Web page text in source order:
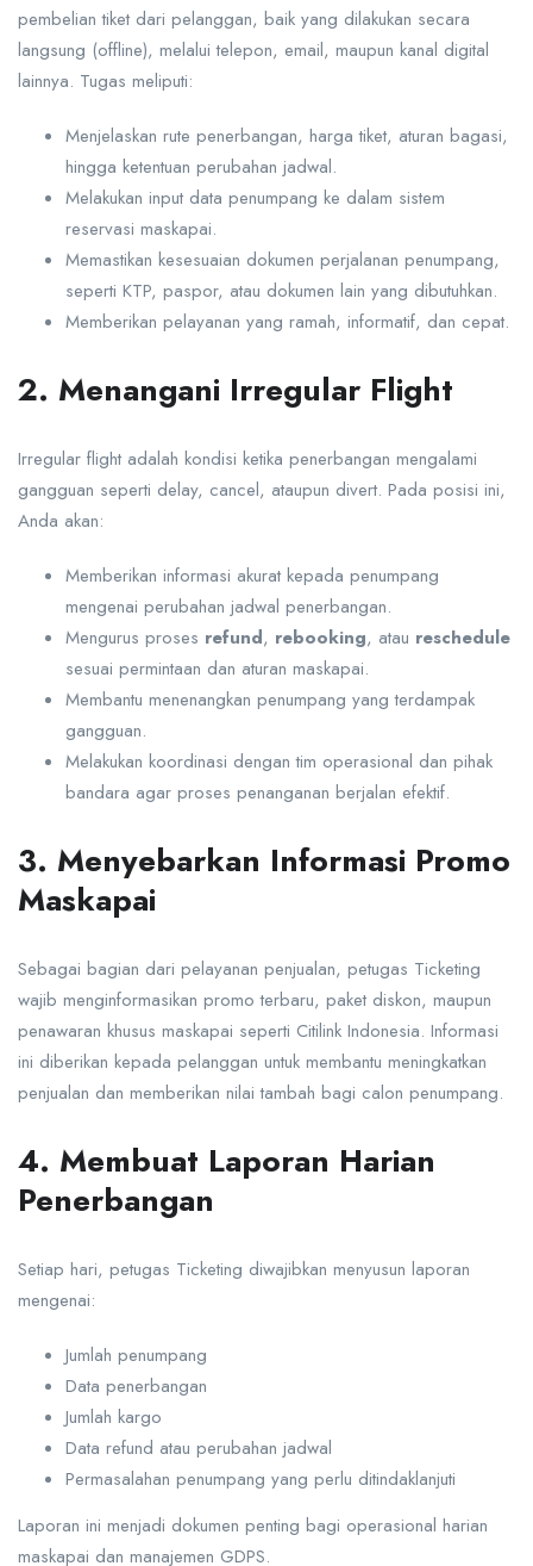
pembelian tiket dari pelanggan, baik yang dilakukan secara
langsung (offline), melalui telepon, email, maupun kanal digital
lainnya. Tugas meliputi:
Menjelaskan rute penerbangan, harga tiket, aturan bagasi,
hingga ketentuan perubahan jadwal.
Melakukan input data penumpang ke dalam sistem
reservasi maskapai.
Memastikan kesesuaian dokumen perjalanan penumpang,
seperti KTP, paspor, atau dokumen lain yang dibutuhkan.
Memberikan pelayanan yang ramah, informatif, dan cepat.
2. Menangani Irregular Flight
Irregular flight adalah kondisi ketika penerbangan mengalami
gangguan seperti delay, cancel, ataupun divert. Pada posisi ini,
Anda akan:
Memberikan informasi akurat kepada penumpang
mengenai perubahan jadwal penerbangan.
Mengurus proses refund, rebooking, atau reschedule
sesuai permintaan dan aturan maskapai.
Membantu menenangkan penumpang yang terdampak
gangguan.
Melakukan koordinasi dengan tim operasional dan pihak
bandara agar proses penanganan berjalan efektif.
3. Menyebarkan Informasi Promo
Maskapai
Sebagai bagian dari pelayanan penjualan, petugas Ticketing
wajib menginformasikan promo terbaru, paket diskon, maupun
penawaran khusus maskapai seperti Citilink Indonesia. Informasi
ini diberikan kepada pelanggan untuk membantu meningkatkan
penjualan dan memberikan nilai tambah bagi calon penumpang.
4. Membuat Laporan Harian
Penerbangan
Setiap hari, petugas Ticketing diwajibkan menyusun laporan
mengenai:
Jumlah penumpang
Data penerbangan
Jumlah kargo
Data refund atau perubahan jadwal
Permasalahan penumpang yang perlu ditindaklanjuti
Laporan ini menjadi dokumen penting bagi operasional harian
maskapai dan manajemen GDPS.